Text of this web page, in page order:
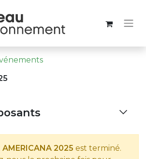
AMERICANA 2025 est terminé.